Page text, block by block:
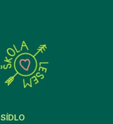
SÍDLO